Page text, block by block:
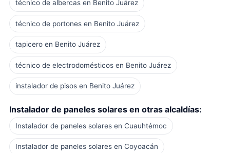
técnico de albercas en Benito Juárez
técnico de portones en Benito Juárez
tapicero en Benito Juárez
técnico de electrodomésticos en Benito Juárez
instalador de pisos en Benito Juárez
Instalador de paneles solares en otras alcaldías:
Instalador de paneles solares en Cuauhtémoc
Instalador de paneles solares en Coyoacán